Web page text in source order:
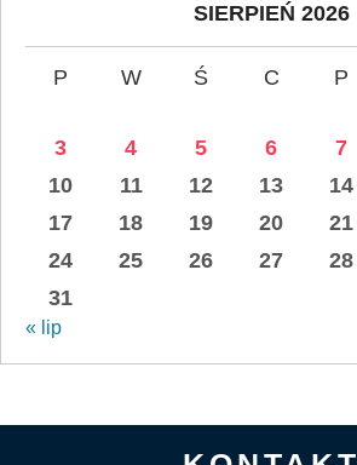
SIERPIEŃ 2026
P W Ś C P
3
4 5 6 7
10
11 12 13 14
17
18 19 20 21
24
25 26 27 28
31
« lip